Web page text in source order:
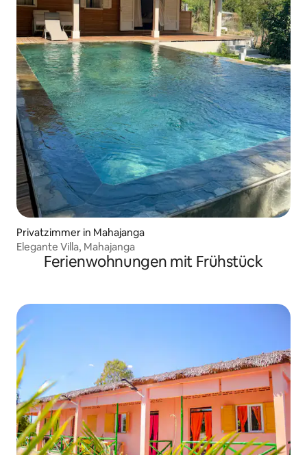
Privatzimmer in Mahajanga
Elegante Villa, Mahajanga
Ferienwohnungen mit Frühstück